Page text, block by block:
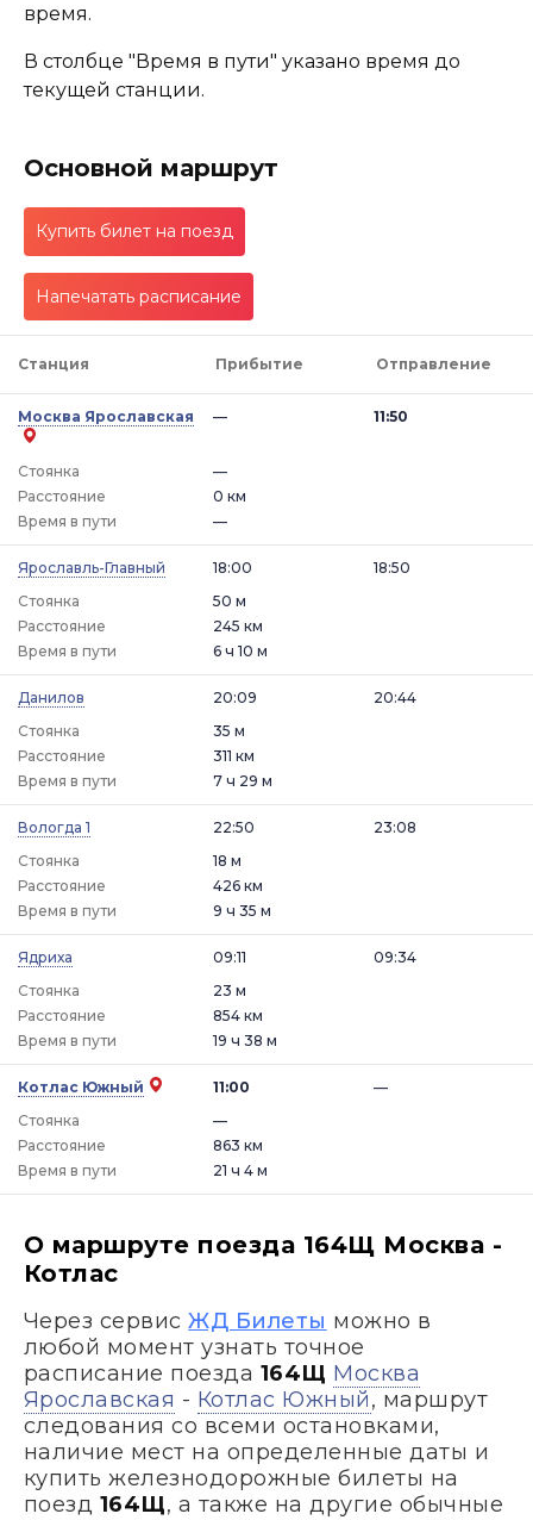
время.
В столбце "Время в пути" указано время до
текущей станции.
Основной маршрут
Купить билет на поезд
Напечатать расписание
Станция Прибытие Отправление
Москва Ярославская —
Стоянка —
11:50
Расстояние
0 км
Время в пути
—
Ярославль-Главный
18:00
Стоянка
50 м
18:50
Расстояние
245 км
Время в пути
6 ч 10 м
Данилов
20:09
Стоянка
35 м
20:44
Расстояние
311 км
Время в пути
7 ч 29 м
Вологда 1
22:50
Стоянка
18 м
23:08
Расстояние
426 км
Время в пути
9 ч 35 м
Ядриха
09:11
Стоянка
23 м
09:34
Расстояние
854 км
Время в пути
19 ч 38 м
Котлас Южный
11:00
Стоянка
—
—
Расстояние
863 км
Время в пути
21 ч 4 м
О маршруте поезда 164Щ Москва -
Котлас
Через сервисЖД Билеты можно в
любой момент узнать точное
расписание поезда 164Щ Москва
Ярославская - Котлас Южный, маршрут
следования со всеми остановками,
наличие мест на определенные даты и
купить железнодорожные билеты на
поезд 164Щ, а также на другие обычные